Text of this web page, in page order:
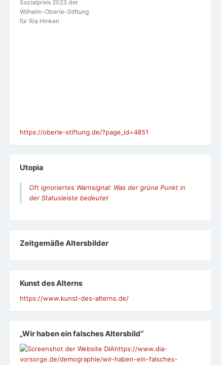
Sozialpreis 2023 der
Wilhelm-Oberle-Stiftung
für Ria Hinken
https://oberle-stiftung.de/?page_id=4851
Utopia
Oft ignoriertes Warnsignal: Was der grüne Punkt in
der Statusleiste bedeutet
Zeit­ge­mäße Alters­bil­der
Kunst des Alterns
https://www.kunst-des-alterns.de/
„Wir haben ein falsches Altersbild“
https://www.dia-
vorsorge.de/demographie/wir-haben-ein-falsches-